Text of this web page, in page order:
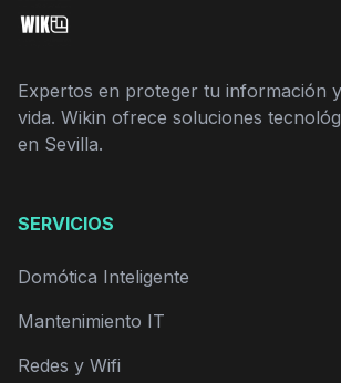
Expertos en proteger tu información
vida. Wikin ofrece soluciones
en Sevilla.
SERVICIOS
Domótica Inteligente
Mantenimiento IT
Redes y Wifi